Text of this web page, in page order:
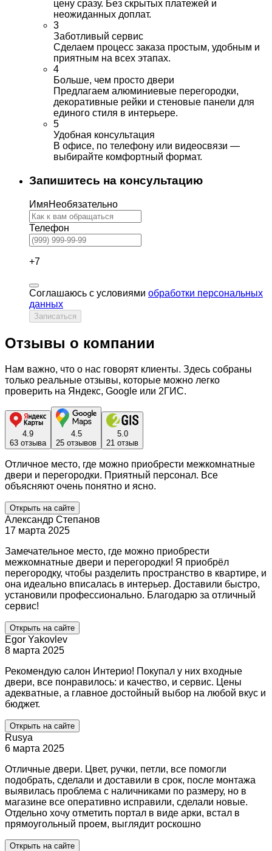
цену сразу. Без скрытых платежей и
неожиданных доплат.
3
Заботливый сервис
Сделаем процесс заказа простым, удобным и
приятным на всех этапах.
4
Больше, чем просто двери
Предлагаем алюминиевые перегородки,
декоративные рейки и стеновые панели для
единого стиля в интерьере.
5
Удобная консультация
В офисе, по телефону или видеосвязи —
выбирайте комфортный формат.
Запишитесь на консультацию
ИмяНеобязательно
Телефон
+7
Соглашаюсь с условиями обработки персональных
данных
Записаться
Отзывы о компании
Нам важно, что о нас говорят клиенты. Здесь собраны
только реальные отзывы, которые можно легко
проверить на Яндекс, Google или 2ГИС.
4.9
63 отзыва
4.5
25 отзывов
5.0
21 отзыв
Отличное место, где можно приобрести межкомнатные
двери и перегородки. Приятный персонал. Все
объясняют очень понятно и ясно.
Открыть на сайте
Александр Степанов
17 марта 2025
Замечательное место, где можно приобрести
межкомнатные двери и перегородки! Я приобрёл
перегородку, чтобы разделить пространство в квартире, и
она идеально вписалась в интерьер. Доставили быстро,
установили профессионально. Благодарю за отличный
сервис!
Открыть на сайте
Egor Yakovlev
8 марта 2025
Рекомендую салон Интерио! Покупал у них входные
двери, все понравилось: и качество, и сервис. Цены
адекватные, а главное достойный выбор на любой вкус и
бюджет.
Открыть на сайте
Rusya
6 марта 2025
Отличные двери. Цвет, ручки, петли, все помогли
подобрать, сделали и доставили в срок, после монтажа
выявилась проблема с наличниками по размеру, но в
магазине все оперативно исправили, сделали новые.
Отдельно хочу отметить портал в виде арки, встал в
прямоугольный проем, выглядит роскошно
Открыть на сайте